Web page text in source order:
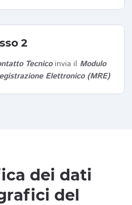
2
Tecnicoinvia il Modulo
Elettronico (MRE)
dei dati
del